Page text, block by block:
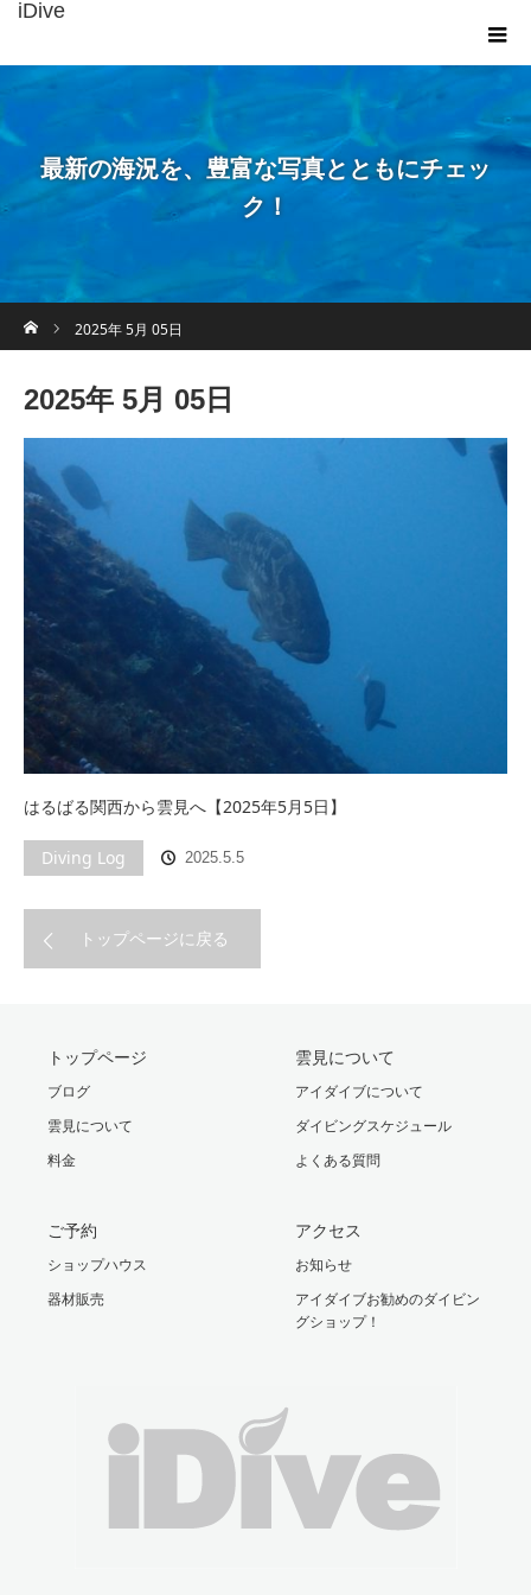
iDive
最新の海況を、豊富な写真とともにチェッ
ク！
2025年 5月 05日
2025年 5月 05日
はるばる関西から雲見へ【2025年5月5日】
Diving Log 2025.5.5
トップページに戻る
トップページ
ブログ
雲見について
料金
雲見について
アイダイブについて
ダイビングスケジュール
よくある質問
ご予約
ショップハウス
器材販売
アクセス
お知らせ
アイダイブお勧めのダイビン
グショップ！